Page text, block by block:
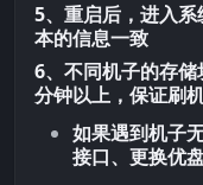
5、重启后，进入
本的信息一致
6、不同机子的存
分钟以上，保证刷
如果遇到机子
接口、更换优